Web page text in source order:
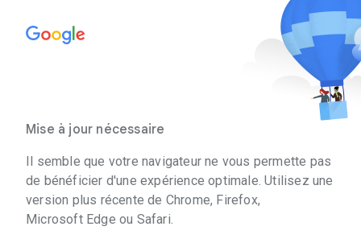
Mise à jour nécessaire
Il semble que votre navigateur ne vous permette pas
de bénéficier d'une expérience optimale. Utilisez une
version plus récente de Chrome, Firefox,
Microsoft Edge ou Safari.